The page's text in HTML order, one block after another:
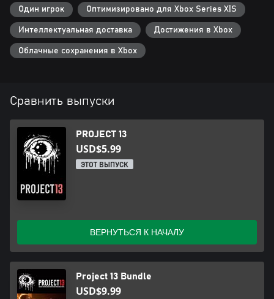
Один игрок Оптимизировано для Xbox Series X|S
Интеллектуальная доставка Достижения в Xbox
Облачные сохранения в Xbox
Сравнить выпуски
PROJECT 13
USD$5.99
ЭТОТ ВЫПУСК
ВЕРНУТЬСЯ К НАЧАЛУ
Project 13 Bundle
USD$9.99